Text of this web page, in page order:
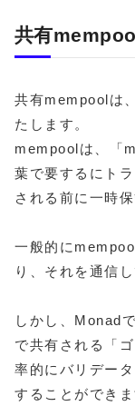
共有
共有mempoolは
たします。
mempoolは、「
葉で要するにト
される前に一時
一般的に
り、それを通信
しかし、Monad
で共有される「
率的にバリデー
することができま